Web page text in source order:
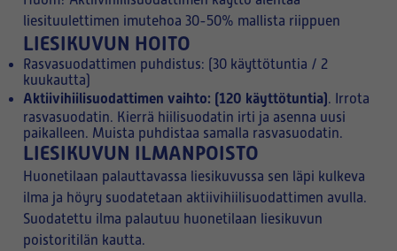
liesituulettimen imutehoa 30-50% mallista riippuen
LIESIKUVUN HOITO
Rasvasuodattimen puhdistus: (30 käyttötuntia / 2
kuukautta)
Aktiivihiilisuodattimen vaihto: (120 käyttötuntia). Irrota
rasvasuodatin. Kierrä hiilisuodatin irti ja asenna uusi
paikalleen. Muista puhdistaa samalla rasvasuodatin.
LIESIKUVUN ILMANPOISTO
Huonetilaan palauttavassa liesikuvussa sen läpi kulkeva
ilma ja höyry suodatetaan aktiivihiilisuodattimen avulla.
Suodatettu ilma palautuu huonetilaan liesikuvun
poistoritilän kautta.